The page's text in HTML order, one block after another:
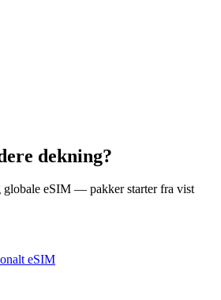
dekning?
globale eSIM — pakker starter fra vist
eSIM